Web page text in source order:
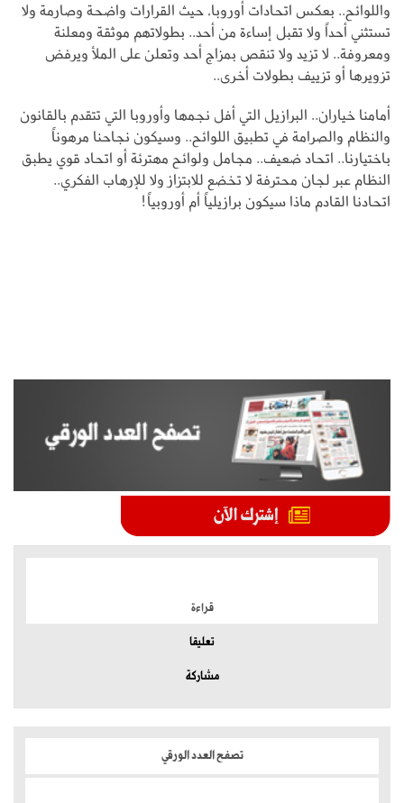
واللوائح.. بعكس اتحادات أوروبا، حيث القرارات واضحة وصارمة ولا
تستثني أحداً ولا تقبل إساءة من أحد.. بطولاتهم موثقة ومعلنة
ومعروفة.. لا تزيد ولا تنقص بمزاج أحد وتعلن على الملأ ويرفض
تزويرها أو تزييف بطولات أخرى..
أمامنا خياران.. البرازيل التي أفل نجمها وأوروبا التي تتقدم بالقانون
والنظام والصرامة في تطبيق اللوائح.. وسيكون نجاحنا مرهوناً
باختيارنا.. اتحاد ضعيف.. مجامل ولوائح مهترئة أو اتحاد قوي يطبق
النظام عبر لجان محترفة لا تخضع للابتزاز ولا للإرهاب الفكري..
اتحادنا القادم ماذا سيكون برازيلياً أم أوروبياً!
قراءة
تعليقا
مشاركة
تصفح العدد الورقي